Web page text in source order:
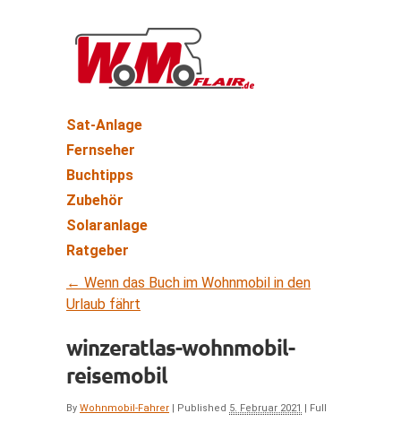
Sat-Anlage
Fernseher
Buchtipps
Zubehör
Solaranlage
Ratgeber
← Wenn das Buch im Wohnmobil in den
Urlaub fährt
winzeratlas-wohnmobil-
reisemobil
By Wohnmobil-Fahrer | Published 5. Februar 2021 | Full